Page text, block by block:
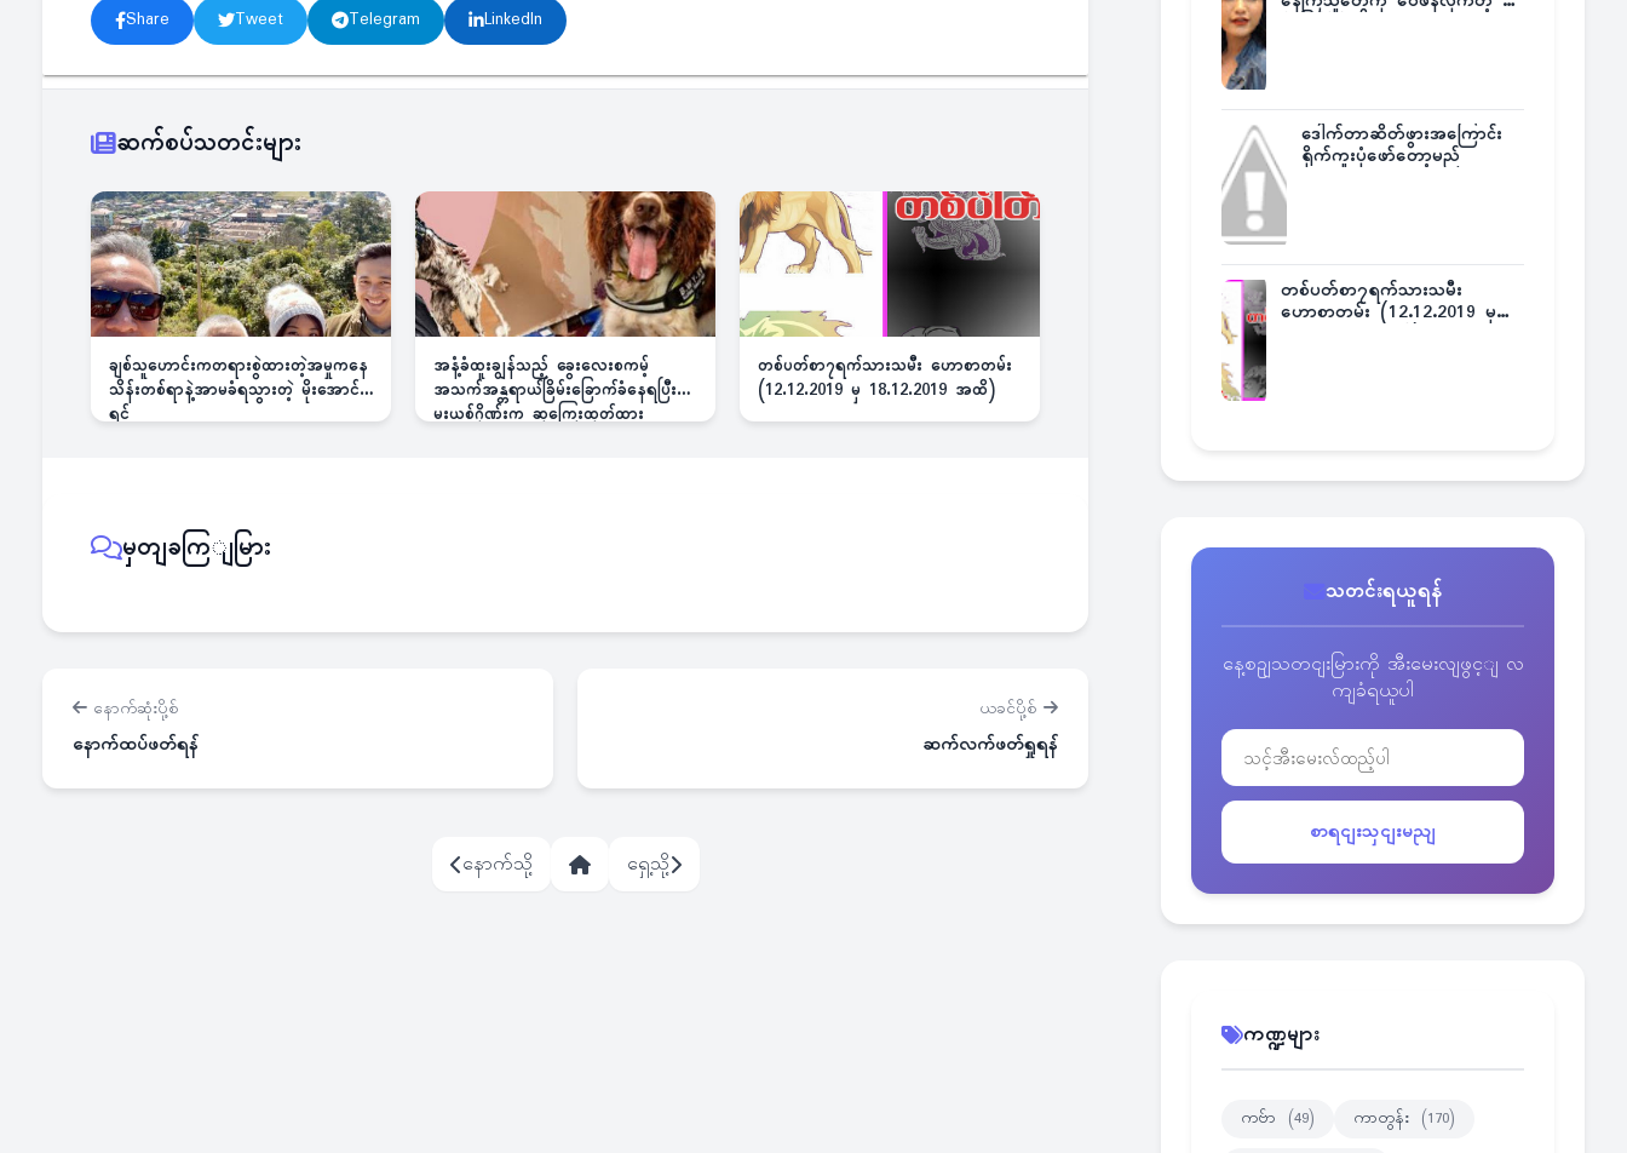
Share Tweet Telegram LinkedIn
ဆက်စပ်သတင်းများ
ချစ်သူဟောင်းကတရားစွဲထားတဲ့အမှုကနေ
သိန်းတစ်ရာနဲ့အာမခံရသွားတဲ့ မိုးအောင်
ရင်
အနံ့ခံထူးချွန်သည့် ခွေးလေးစကမ့်
အသက်အန္တရာယ်ခြိမ်းခြောက်ခံနေရပြီး
မူးယစ်ဂိုဏ်းက ဆုကြေးထုတ်ထား
တစ်ပတ်စာ၇ရက်သားသမီး ဟောစာတမ်း
(12.12.2019 မှ 18.12.2019 အထိ)
မှတျခကြျမြား
နောက်ဆုံးပို့စ်
နောက်ထပ်ဖတ်ရန်
ယခင်ပို့စ်
ဆက်လက်ဖတ်ရှုရန်
နောက်သို့ ရှေ့သို့
ဒေါက်တာဆိတ်ဖွားအကြောင်း
ရိုက်ကူးပုံဖော်တော့မည်
တစ်ပတ်စာ၇ရက်သားသမီး
ဟောစာတမ်း (12.12.2019 မှ
သတင်းရယူရန်
နေ့စဥျသတငျးမြားကို အီးမေးလျဖွင့ျ လ
ကျခံရယူပါ
စာရငျးသှငျးမညျ
ကဏ္ဍများ
ကဗ်ာ (49) ကာတွန်း (170)